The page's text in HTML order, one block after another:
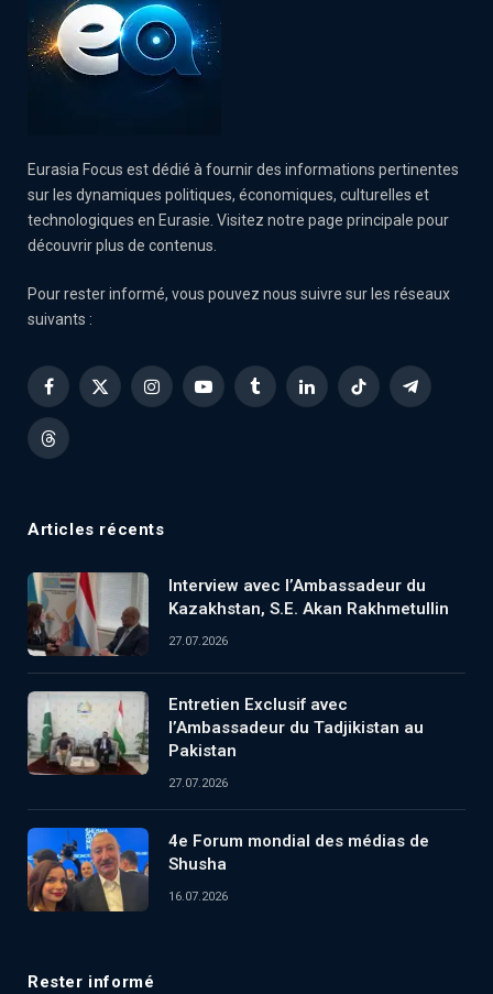
Eurasia Focus est dédié à fournir des informations pertinentes
sur les dynamiques politiques, économiques, culturelles et
technologiques en Eurasie. Visitez notre page principale pour
découvrir plus de contenus.
Pour rester informé, vous pouvez nous suivre sur les réseaux
suivants :
Facebook
X
InstagramYouTubeTumblrLinkedInTikTok Telegram
Threads
Articles récents
Interview avec l’Ambassadeur du
Kazakhstan, S.E. Akan Rakhmetullin
27.07.2026
Entretien Exclusif avec
l’Ambassadeur du Tadjikistan au
Pakistan
27.07.2026
4e Forum mondial des médias de
Shusha
16.07.2026
Rester informé